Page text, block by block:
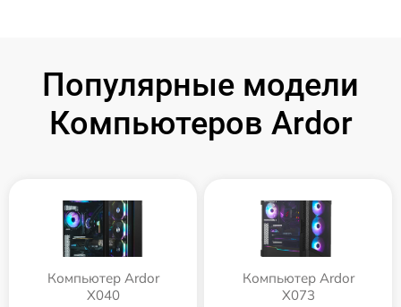
Популярные модели
Компьютеров Ardor
Компьютер Ardor
X040
Компьютер Ardor
X073